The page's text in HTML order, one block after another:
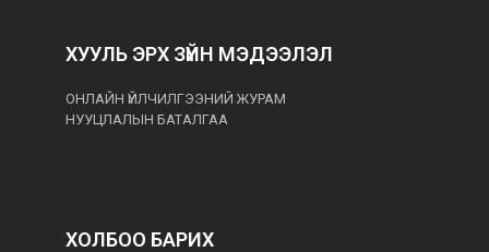
ХУУЛЬ ЭРХ ЗҮЙН МЭДЭЭЛЭЛ
ОНЛАЙН ҮЙЛЧИЛГЭЭНИЙ ЖУРАМ
НУУЦЛАЛЫН БАТАЛГАА
ХОЛБОО БАРИХ